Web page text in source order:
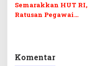
Semarakkan HUT RI,
Ratusan Pegawai
Komentar